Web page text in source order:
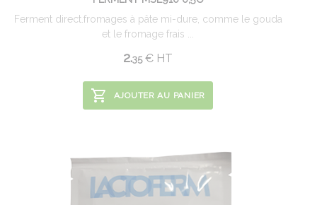
Ferment direct.fromages à pâte mi-dure, comme le gouda
et le fromage frais ...
2.35 € HT
AJOUTER AU PANIER